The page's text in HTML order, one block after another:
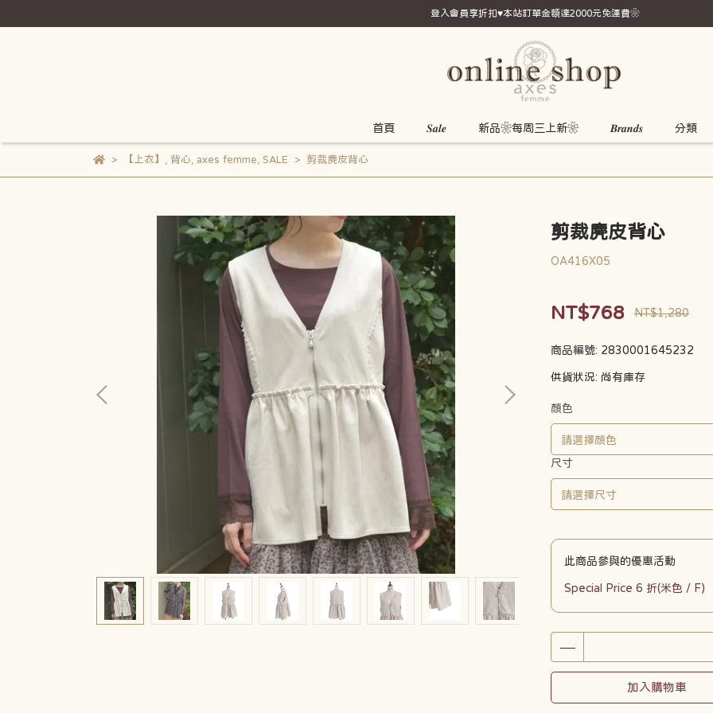
登入會員享折扣♥本站訂單金額達2000元免運費❀
首頁 𝑺𝒂𝒍𝒆 新品❀每周三上新❀ 𝑩𝒓𝒂𝒏𝒅𝒔 分類
【上衣】 背心, axes femme SALE 剪裁麂皮背心
剪裁麂皮背心
OA416X05
NT$768 NT$1,280
商品編號: 2830001645232
供貨狀況: 尚有庫存
顏色
尺寸
此商品參與的優惠活動
Special Price 6 折(米色 / F)
加入購物車